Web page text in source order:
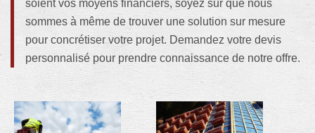
soient vos moyens financiers, soyez sûr que nous
sommes à même de trouver une solution sur mesure
pour concrétiser votre projet. Demandez votre devis
personnalisé pour prendre connaissance de notre offre.